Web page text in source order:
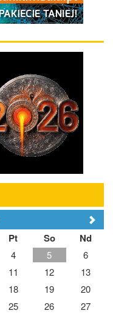
Pt So Nd
4 5
6
11 12
13
18 19
20
25 26
27